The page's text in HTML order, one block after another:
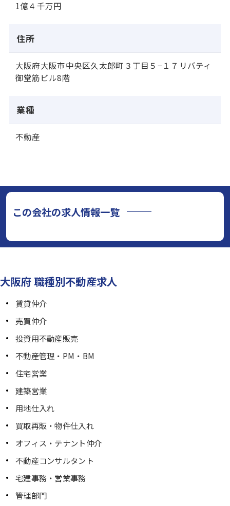
1億４千万円
住所
大阪府大阪市中央区久太郎町３丁目５−１７リバティ
御堂筋ビル8階
業種
不動産
この会社の求人情報一覧
大阪府 職種別不動産求人
賃貸仲介
売買仲介
投資用不動産販売
不動産管理・PM・BM
住宅営業
建築営業
用地仕入れ
買取再販・物件仕入れ
オフィス・テナント仲介
不動産コンサルタント
宅建事務・営業事務
管理部門